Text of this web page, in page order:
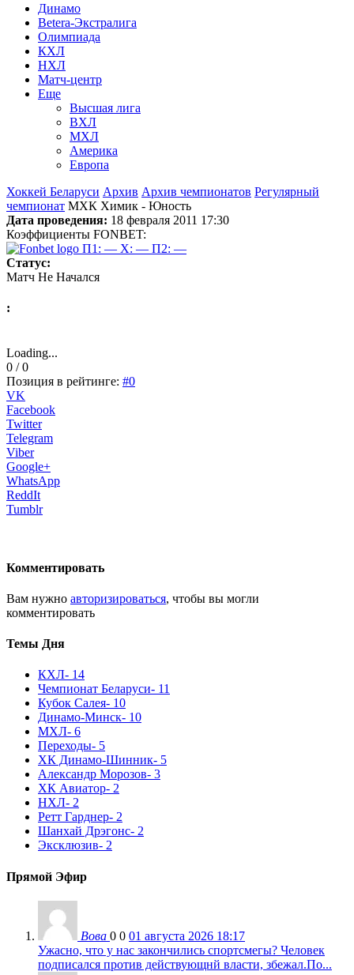
Динамо
Betera-Экстралига
Олимпиада
КХЛ
НХЛ
Матч-центр
Еще
Высшая лига
ВХЛ
МХЛ
Америка
Европа
Хоккей Беларуси Архив Архив чемпионатов Регулярный
чемпионат МХК Химик - Юность
Дата проведения: 18 февраля 2011 17:30
Коэффициенты FONBET:
П1: — X: — П2: —
Статус:
Матч Не Начался
:
Loading...
0 / 0
Позиция в рейтинге: #0
VK
Facebook
Twitter
Telegram
Viber
Google+
WhatsApp
ReddIt
Tumblr
Комментировать
Вам нужно авторизироваться, чтобы вы могли
комментировать
Темы Дня
КХЛ- 14
Чемпионат Беларуси- 11
Кубок Салея- 10
Динамо-Минск- 10
МХЛ- 6
Переходы- 5
ХК Динамо-Шинник- 5
Александр Морозов- 3
ХК Авиатор- 2
НХЛ- 2
Ретт Гарднер- 2
Шанхай Дрэгонс- 2
Эксклюзив- 2
Прямой Эфир
Вова 0 0 01 августа 2026 18:17
Ужасно, что у нас закончились спортсмегы? Человек
подписался против действующнй власти, збежал.По...